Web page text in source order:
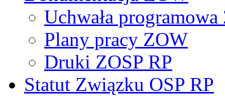
Uchwała
Plany pracy ZOW
Druki ZOSP RP
Statut Związku OSP RP